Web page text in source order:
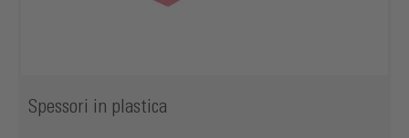
Spessori in plastica